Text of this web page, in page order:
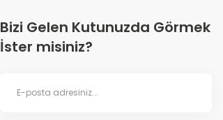
Bizi Gelen Kutunuzda Görmek
İster misiniz?